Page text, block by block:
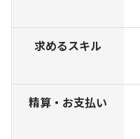
求めるスキル
精算・お支払い